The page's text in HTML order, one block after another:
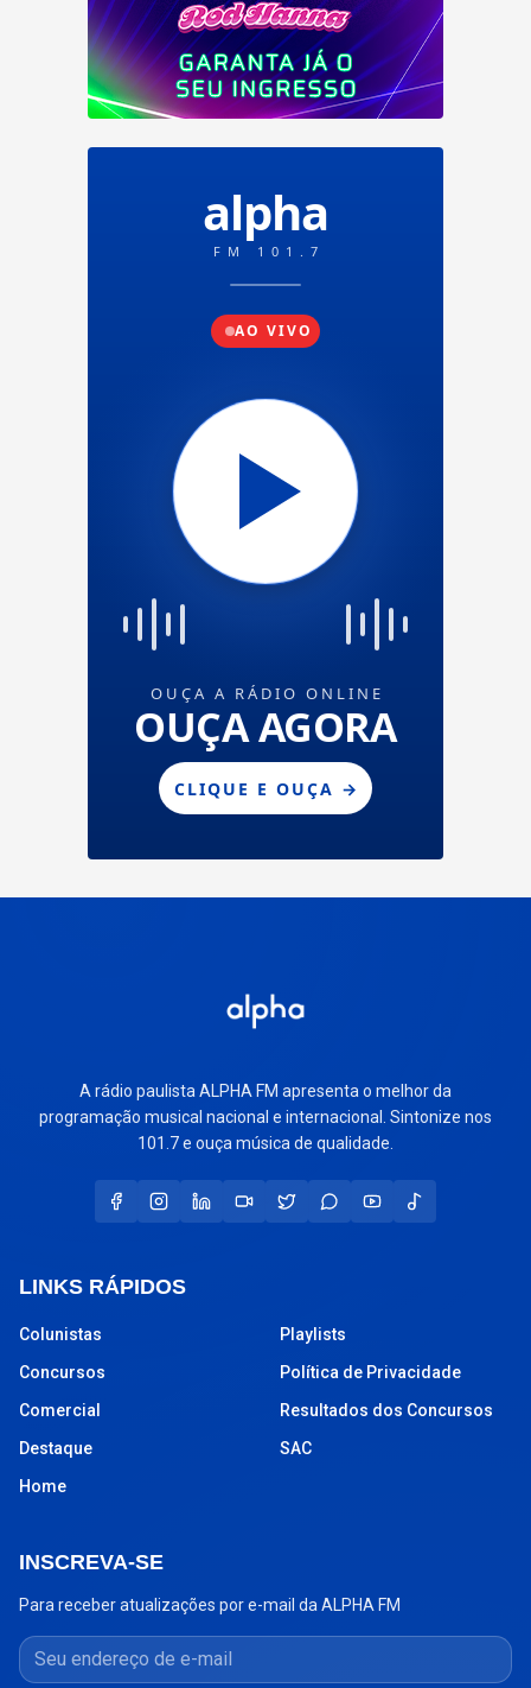
A rádio paulista ALPHA FM apresenta o melhor da
programação musical nacional e internacional. Sintonize nos
101.7 e ouça música de qualidade.
LINKS RÁPIDOS
Colunistas
Concursos
Comercial
Destaque
Home
Playlists
Política de Privacidade
Resultados dos Concursos
SAC
INSCREVA-SE
Para receber atualizações por e-mail da ALPHA FM
Seu endereço de e-mail